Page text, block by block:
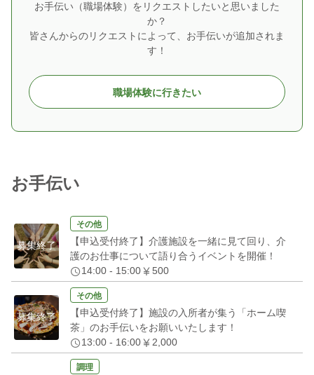
お手伝い（職場体験）をリクエストしたいと思いました
か？
皆さんからのリクエストによって、お手伝いが追加されま
す！
職場体験に行きたい
お手伝い
募集終了
その他
【申込受付終了】介護施設を一緒に見て回り、介
護のお仕事について語り合うイベントを開催！
14:00 - 15:00
500
募集終了
その他
【申込受付終了】施設の入所者が集う「ホーム喫
茶」のお手伝いをお願いいたします！
13:00 - 16:00
2,000
調理